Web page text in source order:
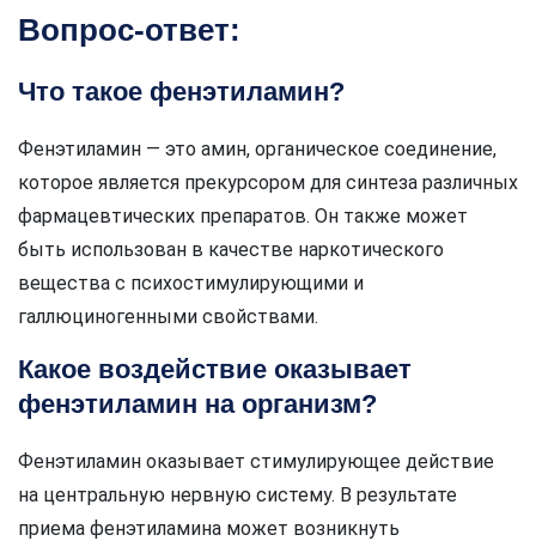
Вопрос-ответ:
Что такое фенэтиламин?
Фенэтиламин — это амин, органическое соединение,
которое является прекурсором для синтеза различных
фармацевтических препаратов. Он также может
быть использован в качестве наркотического
вещества с психостимулирующими и
галлюциногенными свойствами.
Какое воздействие оказывает
фенэтиламин на организм?
Фенэтиламин оказывает стимулирующее действие
на центральную нервную систему. В результате
приема фенэтиламина может возникнуть